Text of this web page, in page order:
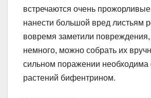
встречаются очень
нанести большой вред листьям
вовремя заметили повреждения,
немного, можно собрать их
сильном поражении необходима
растений бифентрином.